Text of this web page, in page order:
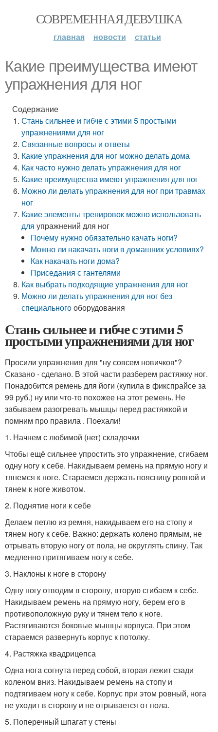
СОВРЕМЕННАЯ ДЕВУШКА
главная новости статьи
Какие преимущества имеют
упражнения для ног
Содержание
Стань сильнее и гибче с этими 5 простыми
упражнениями для ног
Связанные вопросы и ответы
Какие упражнения для ног можно делать дома
Как часто нужно делать упражнения для ног
Какие преимущества имеют упражнения для ног
Можно ли делать упражнения для ног при травмах
ног
Какиеэлементы тренировок можно использовать
для упражнений для ног
Почему нужно обязательно качать ноги?
Можно ли накачать ноги в домашних условиях?
Как накачать ноги дома?
Приседания с гантелями
Как выбрать подходящие упражнения для ног
Можно лиделать упражнения для ног без
специальногооборудования
Стань сильнее и гибче с этими 5
простыми упражнениями для ног
Просили упражнения для "ну совсем новичков"?
Сказано - сделано. В этой части разберем растяжку ног.
Понадобится ремень для йоги (купила в фикспрайсе за
99 руб.) ну или что-то похожее на этот ремень. Не
забываем разогревать мышцы перед растяжкой и
помним про правила . Поехали!
1. Начнем с любимой (нет) складочки
Чтобы ещё сильнее упростить это упражнение, сгибаем
одну ногу к себе. Накидываем ремень на прямую ногу и
тянемся к ноге. Стараемся держать поясницу ровной и
тянем к ноге животом.
2. Поднятие ноги к себе
Делаем петлю из ремня, накидываем его на стопу и
тянем ногу к себе. Важно: держать колено прямым, не
отрывать вторую ногу от пола, не округлять спину. Так
медленно притягиваем ногу к себе.
3. Наклоны к ноге в сторону
Одну ногу отводим в сторону, вторую сгибаем к себе.
Накидываем ремень на прямую ногу, берем его в
противоположную руку и тянем тело к ноге.
Растягиваются боковые мышцы корпуса. При этом
стараемся развернуть корпус к потолку.
4. Растяжка квадрицепса
Одна нога согнута перед собой, вторая лежит сзади
коленом вниз. Накидываем ремень на стопу и
подтягиваем ногу к себе. Корпус при этом ровный, нога
не уходит в сторону и не отрывается от пола.
5. Поперечный шпагат у стены